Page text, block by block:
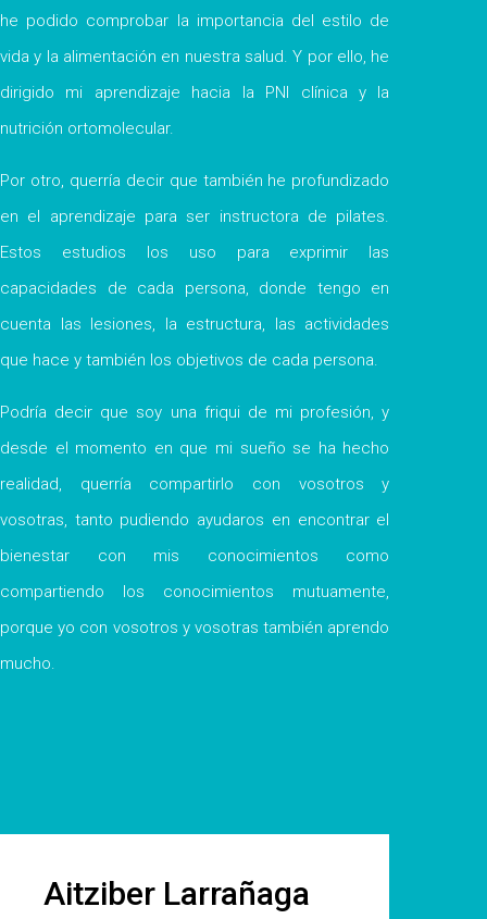
he podido comprobar la importancia del estilo de
vida y la alimentación en nuestra salud. Y por ello, he
dirigido mi aprendizaje hacia la PNI clínica y la
nutrición ortomolecular.
Por otro, querría decir que también he profundizado
en el aprendizaje para ser instructora de pilates.
Estos estudios los uso para exprimir las
capacidades de cada persona, donde tengo en
cuenta las lesiones, la estructura, las actividades
que hace y también los objetivos de cada persona.
Podría decir que soy una friqui de mi profesión, y
desde el momento en que mi sueño se ha hecho
realidad, querría compartirlo con vosotros y
vosotras, tanto pudiendo ayudaros en encontrar el
bienestar con mis conocimientos como
compartiendo los conocimientos mutuamente,
porque yo con vosotros y vosotras también aprendo
mucho.
Aitziber Larrañaga